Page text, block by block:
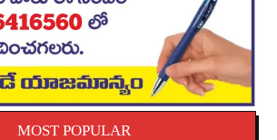
MOST POPULAR